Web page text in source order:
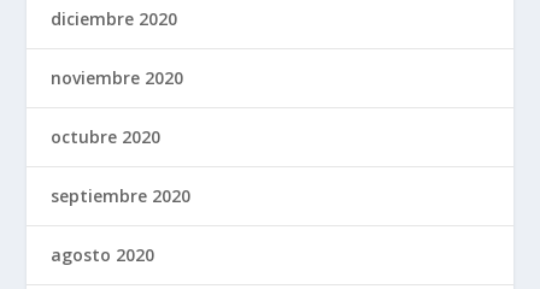
diciembre 2020
noviembre 2020
octubre 2020
septiembre 2020
agosto 2020